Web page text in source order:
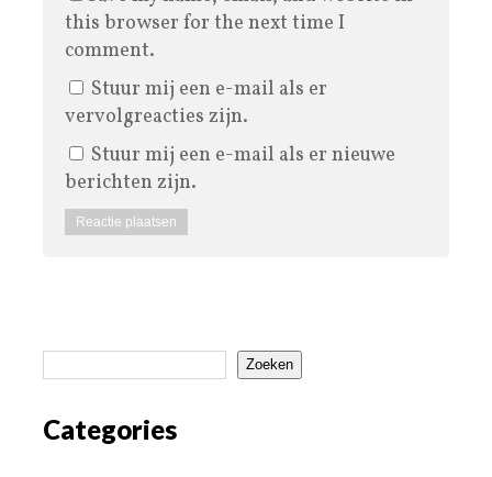
this browser for the next time I
comment.
Stuur mij een e-mail als er
vervolgreacties zijn.
Stuur mij een e-mail als er nieuwe
berichten zijn.
Zoeken
Categories